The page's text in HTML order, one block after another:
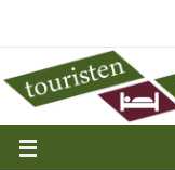
springen